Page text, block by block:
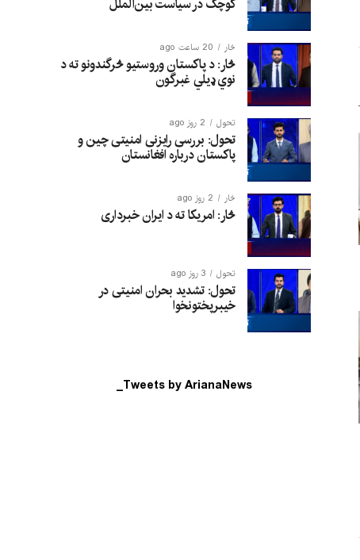
کوچک در سیاست بین‌الملل
څار 20 ساعت ago
څار: د پاکستان وروستیو څرگندونو ته د
نوي ډیلي غبرگون
تحول 2 روز ago
تحول: بررسی رایزنی امنیتی چین و
پاکستان درباره افغانستان
څار 2 روز ago
څار: امریکا ته د ایران خبرداری
تحول 3 روز ago
تحول: تشدید بحران امنیتی در
خیبرپختونخوا
Tweets by ArianaNews_